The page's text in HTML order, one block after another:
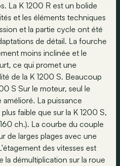
La K 1200 R est un bolide
et les éléments techniques
et la partie cycle ont été
de détail. La fourche
moins inclinée et le
ce qui promet une
de la K 1200 S. Beaucoup
S Sur le moteur, seul le
La puissance
faible que sur la K 1200 S,
ch.). La courbe du couple
de larges plages avec une
des vitesses est
la démultiplication sur la roue